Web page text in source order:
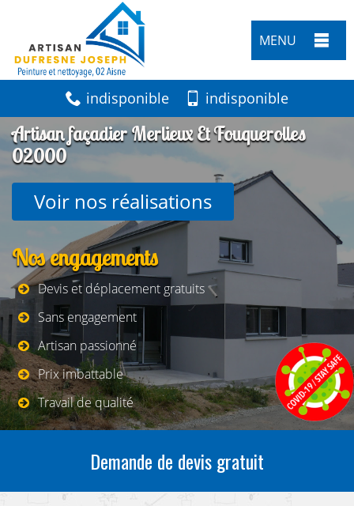
MENU
indisponible indisponible
Artisan façadier Merlieux Et Fouquerolles
02000
Voir nos réalisations
Nos engagements
Devis et déplacement gratuits
Sans engagement
Artisan passionné
Prix imbattable
Travail de qualité
Demande de devis gratuit